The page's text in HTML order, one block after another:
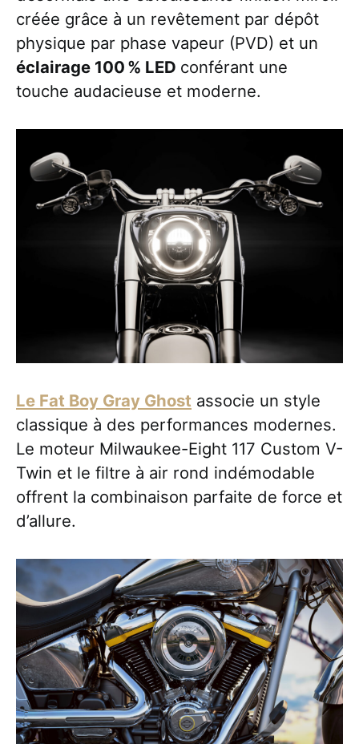
créée grâce à un revêtement par dépôt
physique par phase vapeur (PVD) et un
éclairage 100 % LED conférant une
touche audacieuse et moderne.
Le Fat Boy Gray Ghost associe un style
classique à des performances modernes.
Le moteur Milwaukee-Eight 117 Custom V-
Twin et le filtre à air rond indémodable
offrent la combinaison parfaite de force et
d’allure.